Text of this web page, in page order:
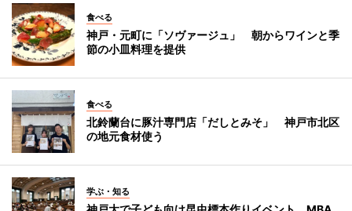
食べる
神戸・元町に「ソヴァージュ」 朝からワインと季
節の小皿料理を提供
食べる
北鈴蘭台に豚汁専門店「だしとみそ」 神戸市北区
の地元食材使う
学ぶ・知る